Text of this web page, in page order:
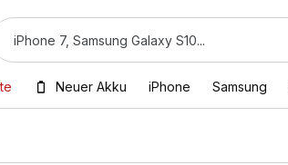
Neuer Akku iPhone Samsung